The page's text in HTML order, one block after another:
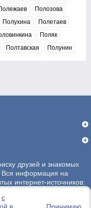
с
Полозова
Полухина
Полетаев
Поляк
Полтавская Полунин
друзей и знакомых
Вся информация на
интернет-источников:
несет.